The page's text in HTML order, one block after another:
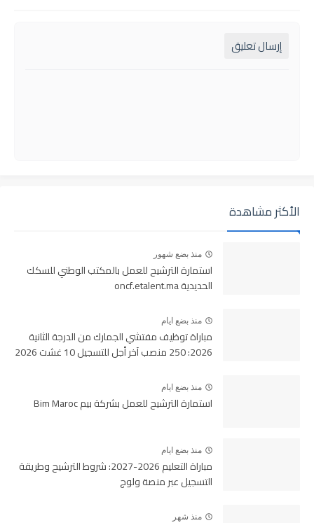
إرسال تعليق
الأكثر مشاهدة
منذ بضع شهور
استمارة الترشيح للعمل بالمكتب الوطني للسكك
الحديدية oncf.etalent.ma
منذ بضع ايام
مباراة توظيف مفتشي الجمارك من الدرجة الثانية
2026: 250 منصب آخر أجل للتسجيل 10 غشت 2026
منذ بضع ايام
استمارة الترشيح للعمل بشركة بيم Bim Maroc
منذ بضع ايام
مباراة التعليم 2026-2027: شروط الترشيح وطريقة
التسجيل عبر منصة ولوج
منذ شهر